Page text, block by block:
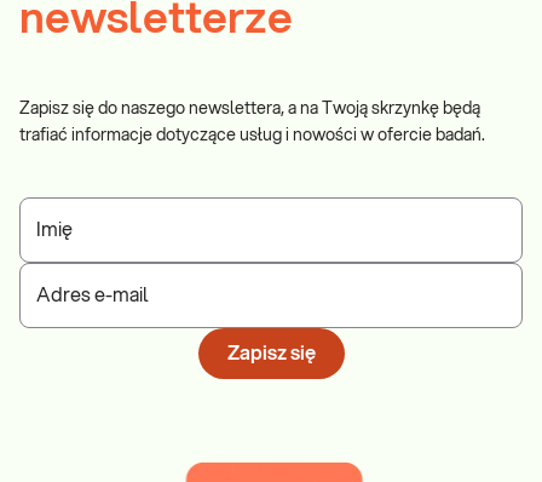
newsletterze
Zapisz się do naszego newslettera, a na Twoją skrzynkę będą
trafiać informacje dotyczące usług i nowości w ofercie badań.
Imię
Adres e-mail
Zapisz się